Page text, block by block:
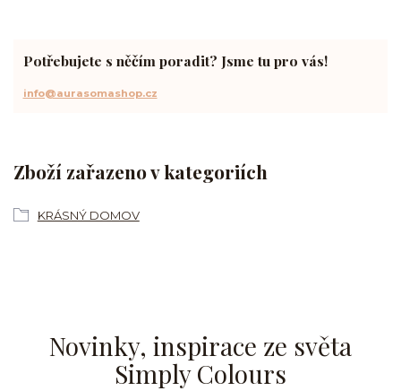
Zboží zařazeno v kategoriích
KRÁSNÝ DOMOV
Potřebujete s něčím poradit? Jsme tu pro vás!
info@aurasomashop.cz
Novinky, inspirace ze světa
Simply Colours